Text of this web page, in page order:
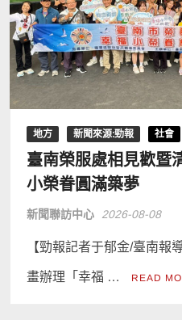
地方 新聞來源:勁報 社會
臺南榮服處相見歡暨
小榮眷圓滿築夢
新聞聯訪中心 2026-08-08
【勁報記者于郁金/臺南報
畫辦理「幸福 … READ